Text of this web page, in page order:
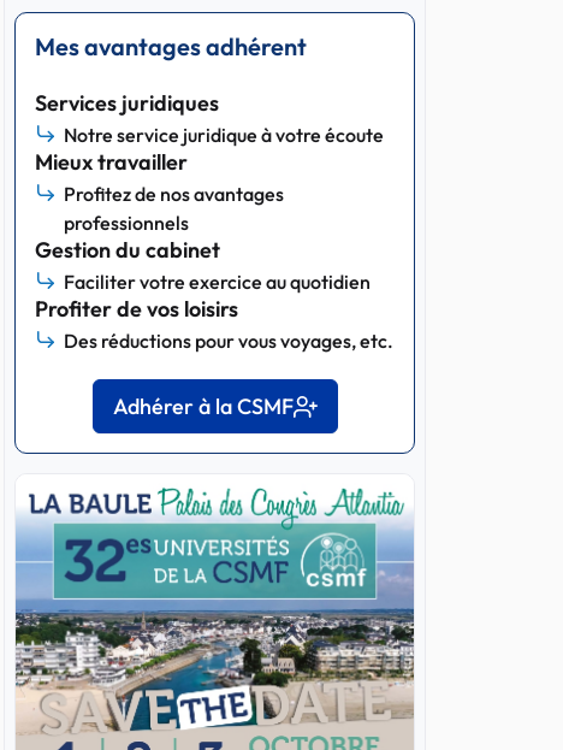
Mes avantages adhérent
Services juridiques
Notre service juridique à votre écoute
Mieux travailler
Profitez de nos avantages
professionnels
Gestion du cabinet
Faciliter votre exercice au quotidien
Profiter de vos loisirs
Des réductions pour vous voyages, etc.
Adhérer à la CSMF